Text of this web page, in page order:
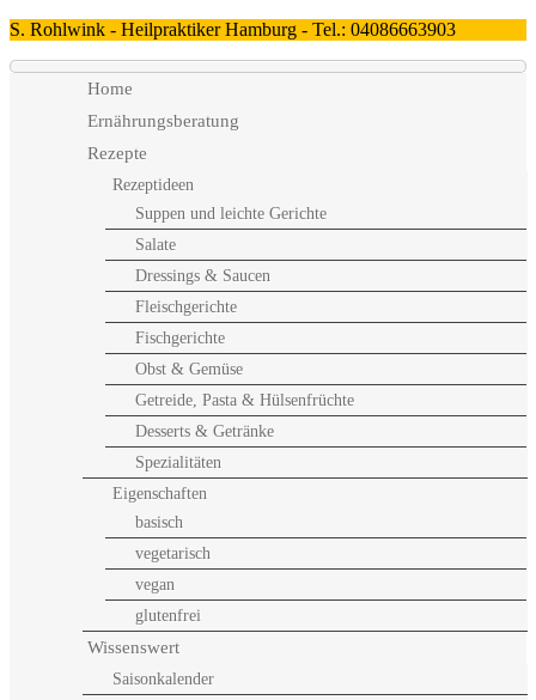
S. Rohlwink - Heilpraktiker Hamburg - Tel.: 04086663903
Home
Ernährungsberatung
Rezepte
Rezeptideen
Suppen und leichte Gerichte
Salate
Dressings & Saucen
Fleischgerichte
Fischgerichte
Obst & Gemüse
Getreide, Pasta & Hülsenfrüchte
Desserts & Getränke
Spezialitäten
Eigenschaften
basisch
vegetarisch
vegan
glutenfrei
Wissenswert
Saisonkalender